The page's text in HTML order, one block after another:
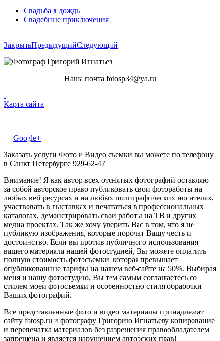
Свадьба в дождь
Свадебные приключения
ЗакрытьПредыдущийСледующий
Наша почта fotosp34@ya.ru
Карта сайта
Google+
Заказать услуги Фото и Видео съемки вы можете по телефону
в Санкт Петербурге 929-62-47
Внимание! Я как автор всех отснятых фотографий оставляю
за собой авторское право публиковать свои фотоработы на
любых веб-ресурсах и на любых полиграфических носителях,
участвовать в выставках и печататься в профессиональных
каталогах, демонстрировать свои работы на ТВ и других
медиа проектах. Так же хочу уверить Вас в том, что я не
публикую изображения, которые порочат Вашу честь и
достоинство. Если вы против публичного использования
вашего материала нашей фотостудией, Вы можете оплатить
полную стоимость фотосъемки, которая превышает
опубликованные тарифы на нашем веб-сайте на 50%. Выбирая
меня и нашу фотостудию, Вы тем самым соглашаетесь со
стилем моей фотосъемки и особенностью стиля обработки
Ваших фотографий.
Все представленные фото и видео материалы принадлежат
сайту fotosp.ru и фотографу Григорию Игнатьеву копирование
и перепечатка материалов без разрешения правообладателем
запрещена и является нарушением авторских прав!